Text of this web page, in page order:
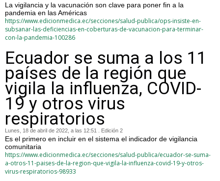
La vigilancia y la vacunación son clave para poner fin a la
pandemia en las Américas
https://www.edicionmedica.ec/secciones/salud-publica/ops-insiste-en-
subsanar-las-deficiencias-en-coberturas-de-vacunacion-para-terminar-
con-la-pandemia-100286
Ecuador se suma a los 11
países de la región que
vigila la influenza, COVID-
19 y otros virus
respiratorios
Lunes, 18 de abril de 2022, a las 12:51 . Edición 2
Es el primero en incluir en el sistema el indicador de vigilancia
comunitaria
https://www.edicionmedica.ec/secciones/salud-publica/ecuador-se-suma-
a-otros-11-paises-de-la-region-que-vigila-la-influenza-covid-19-y-otros-
virus-respiratorios-98933